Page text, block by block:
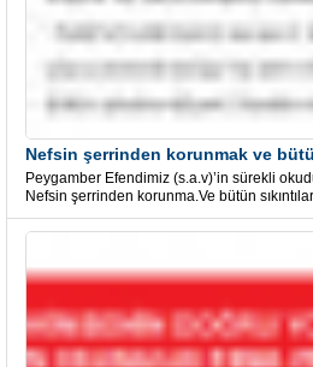
Peygamber Efendimiz (s.a.v)’in sürekli
Nefsin şerrinden korunma.Ve bütün